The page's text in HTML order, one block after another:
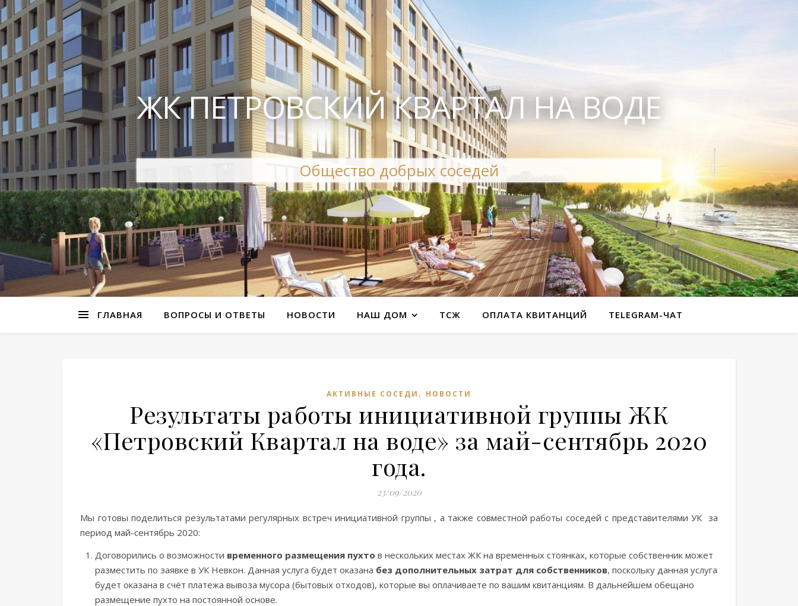
ЖК ПЕТРОВСКИЙ КВАРТАЛ НА ВОДЕ
Общество добрых соседей
ГЛАВНАЯ ВОПРОСЫ И ОТВЕТЫ НОВОСТИ НАШ ДОМ ТСЖ ОПЛАТА КВИТАНЦИЙ TELEGRAM-ЧАТ
АКТИВНЫЕ СОСЕДИ , НОВОСТИ
Результаты работы инициативной группы ЖК
«Петровский Квартал на воде» за май-сентябрь 2020
года.
23/09/2020
Мы готовы поделиться результатами регулярных встреч инициативной группы , а также совместной работы соседей с представителями УК за
период май-сентябрь 2020:
Договорились о возможности временного размещения пухто в нескольких местах ЖК на временных стоянках, которые собственник может
разместить по заявке в УК Невкон. Данная услуга будет оказана без дополнительных затрат для собственников, поскольку данная услуга
будет оказана в счёт платежа вывоза мусора (бытовых отходов), которые вы оплачиваете по вашим квитанциям. В дальнейшем обещано
размещение пухто на постоянной основе.